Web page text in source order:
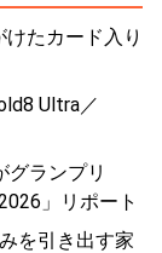
たカード入り
Ultra／
グランプリ
」リポート
を引き出す家